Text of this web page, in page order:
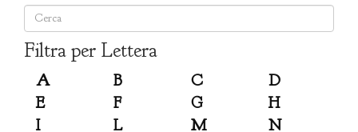
Filtra per Lettera
A B C
D
E
F G
H
I
L M N